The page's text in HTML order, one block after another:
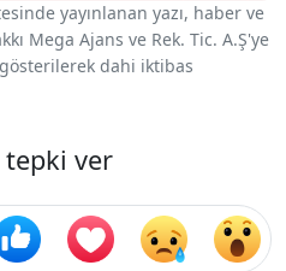
yayınlanan yazı, haber ve
Mega Ajans ve Rek. Tic. A.Ş'ye
dahi iktibas
tepki ver